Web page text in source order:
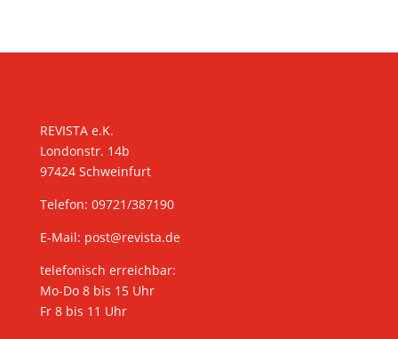
REVISTA e.K.
Londonstr. 14b
97424 Schweinfurt
Telefon: 09721/387190
E-Mail: post@revista.de
telefonisch erreichbar:
Mo-Do 8 bis 15 Uhr
Fr 8 bis 11 Uhr